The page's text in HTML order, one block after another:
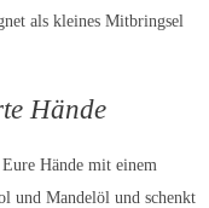
als kleines Mitbringsel
Hände
Hände mit einem
und Mandelöl und schenkt